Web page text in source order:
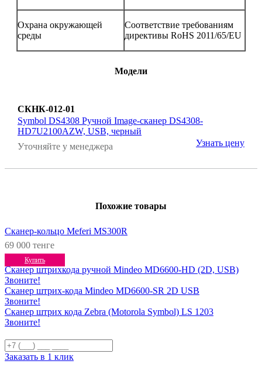
Охрана окружающей
среды
Соответствие требованиям
директивы RoHS 2011/65/EU
Модели
СКНК-012-01
Symbol DS4308 Ручной Image-сканер DS4308-
HD7U2100AZW, USB, черный
Уточняйте у менеджера
Узнать цену
Похожие товары
Сканер-кольцо Meferi MS300R
69 000 тенге
Купить
Сканер штрихкода ручной Mindeo MD6600-HD (2D, USB)
Звоните!
Сканер штрих-кода Mindeo MD6600-SR 2D USB
Звоните!
Сканер штрих кода Zebra (Motorola Symbol) LS 1203
Звоните!
Заказать в 1 клик